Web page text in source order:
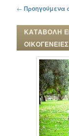
Πλοήγηση στα
← Προηγούμενα
ΚΑΤΑΒΟΛΗ
ΟΙΚΟΓΕΝΕΙΕΣ